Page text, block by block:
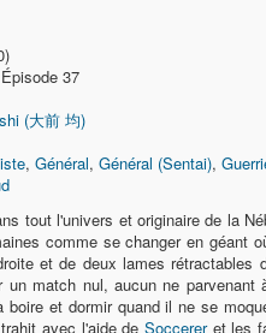
Épisode 37
(大前 均)
,Général,Général (Sentai),
tout l'univers et originaire de la
comme se changer en géant
et de deux lames rétractables
match nul, aucun ne parvenant
et dormir quand il ne se
avec l'aide deSoccereret les